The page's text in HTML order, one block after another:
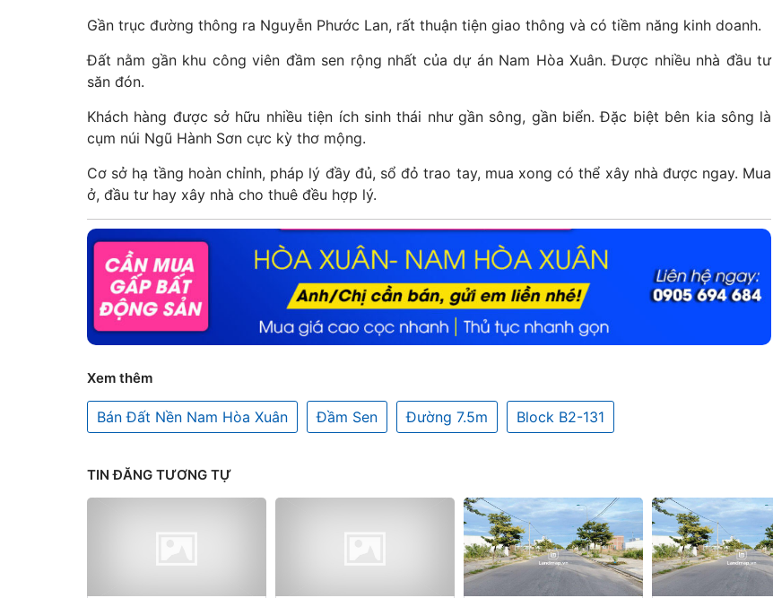
Gần trục đường thông ra Nguyễn Phước Lan, rất thuận tiện giao thông và có tiềm năng kinh doanh.
Đất nằm gần khu công viên đầm sen rộng nhất của dự án Nam Hòa Xuân. Được nhiều nhà đầu tư
săn đón.
Khách hàng được sở hữu nhiều tiện ích sinh thái như gần sông, gần biển. Đặc biệt bên kia sông là
cụm núi Ngũ Hành Sơn cực kỳ thơ mộng.
Cơ sở hạ tầng hoàn chỉnh, pháp lý đầy đủ, sổ đỏ trao tay, mua xong có thể xây nhà được ngay. Mua
ở, đầu tư hay xây nhà cho thuê đều hợp lý.
Xem thêm
Bán Đất Nền Nam Hòa Xuân Đầm Sen Đường 7.5m Block B2-131
TIN ĐĂNG TƯƠNG TỰ